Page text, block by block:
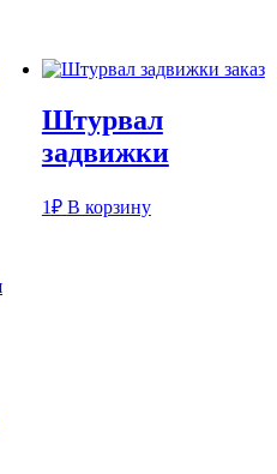
Штурвал
задвижки
1₽ В корзину